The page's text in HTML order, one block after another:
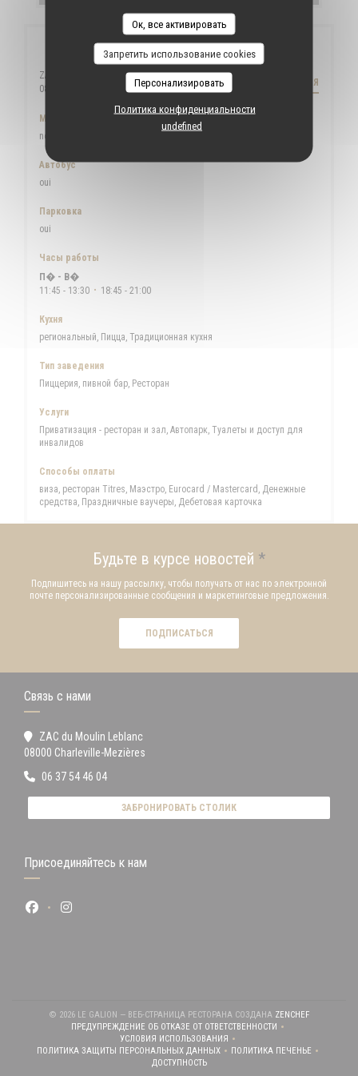
Ок, все активировать
Запретить использование cookies
Персонализировать
Политика конфиденциальности
undefined
Общая информация
ZAC du Moulin Leblanc
08000 Charleville-Mezières((открывается в новом окне))
КАК ДОБРАТЬСЯ
Метро
non
Автобус
oui
Парковка
oui
Часы работы
П� - В�
11:45 - 13:30 • 18:45 - 21:00
Кухня
региональный, Пицца, Традиционная кухня
Тип заведения
Пиццерия, пивной бар, Ресторан
Услуги
Приватизация - ресторан и зал, Автопарк, Туалеты и доступ для
инвалидов
Способы оплаты
виза, ресторан Titres, Маэстро, Eurocard / Mastercard, Денежные
средства, Праздничные ваучеры, Дебетовая карточка
Будьте в курсе новостей *
Подпишитесь на нашу рассылку, чтобы получать от нас по электронной
почте персонализированные сообщения и маркетинговые предложения.
ПОДПИСАТЬСЯ
Связь с нами
ZAC du Moulin Leblanc
08000 Charleville-Mezières
06 37 54 46 04
ЗАБРОНИРОВАТЬ СТОЛИК
Присоединяйтесь к нам
Facebook ((открывается в новом окне))
Instagram ((открывается в новом окне))
© 2026 LE GALION — ВЕБ-СТРАНИЦА РЕСТОРАНА СОЗДАНА ZENCHEF
ПРЕДУПРЕЖДЕНИЕ ОБ ОТКАЗЕ ОТ ОТВЕТСТВЕННОСТИ
((ОТКРЫВАЕТСЯ В НОВОМ ОКНЕ))
УСЛОВИЯ ИСПОЛЬЗОВАНИЯ((ОТКРЫВАЕТСЯ В НОВОМ ОКНЕ))
ПОЛИТИКА ЗАЩИТЫ ПЕРСОНАЛЬНЫХ ДАННЫХ
((ОТКРЫВАЕТСЯ В НОВОМ ОКНЕ))ПОЛИТИКА ПЕЧЕНЬЕ((ОТКРЫВАЕТСЯ В
ДОСТУПНОСТЬ((ОТКРЫВАЕТСЯ В НОВОМ ОКНЕ))